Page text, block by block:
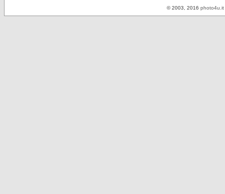
© 2003, 2016 photo4u.it